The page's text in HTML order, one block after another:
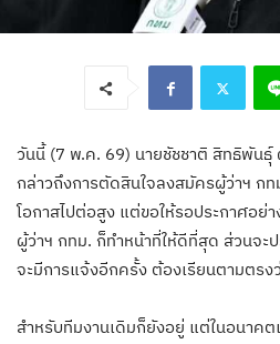
วันนี้ (7 พ.ค. 69) นายชัชชาติ สิทธิพันธุ์
กล่าวถึงการตัดสินใจลงสมัครผู้ว่าฯ ก
โอกาสไปต่อสูง แต่ขอให้รอประกาศอย่
ผู้ว่าฯ กทม. ก็ทำหน้าที่ให้ดีที่สุด ส่วนจะป
จะมีการแจ้งอีกครั้ง ต้องเรียนตามตรง
สำหรับทีมงานเดิมก็ยังอยู่ แต่ในอนาค